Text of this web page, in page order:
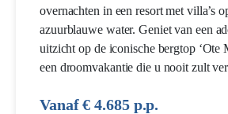
overnachten in een resort met villa’s
azuurblauwe water. Geniet van een
uitzicht op de iconische bergtop ‘Ote
een droomvakantie die u nooit zult
Vanaf € 4.685 p.p.